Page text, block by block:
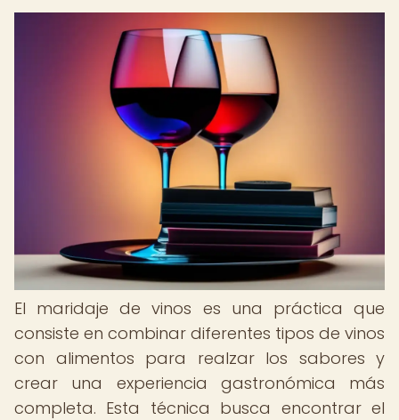
El maridaje de vinos es una práctica que
consiste en combinar diferentes tipos de vinos
con alimentos para realzar los sabores y
crear una experiencia gastronómica más
completa. Esta técnica busca encontrar el